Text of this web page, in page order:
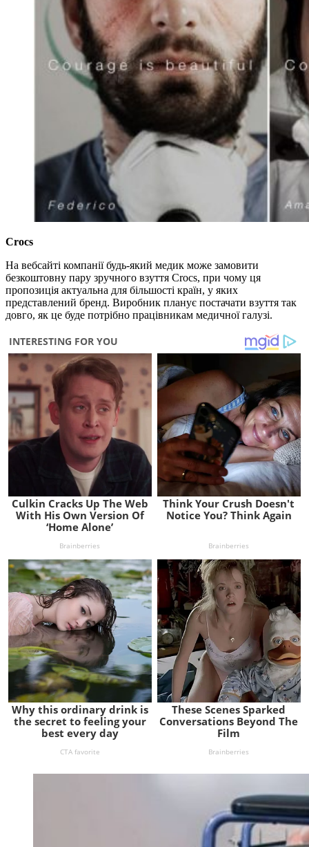
Crocs
На вебсайті компанії будь-який медик може замовити
безкоштовну пару зручного взуття Crocs, при чому ця
пропозиція актуальна для більшості країн, у яких
представлений бренд. Виробник планує постачати взуття так
довго, як це буде потрібно працівникам медичної галузі.